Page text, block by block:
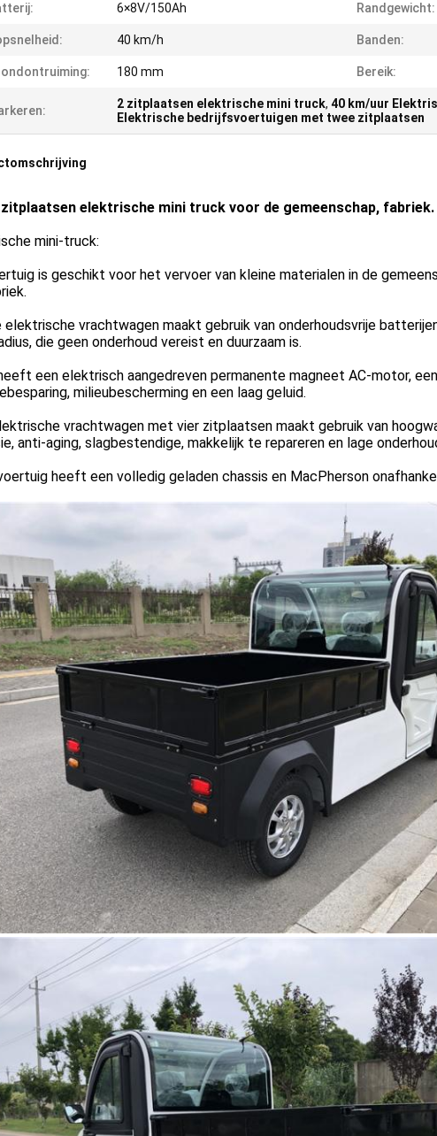
6×8V/150Ah Randgewicht:
40 km/h Banden:
180 mm Bereik:
2 zitplaatsen elektrische mini truck, 40 km/uur
Elektrische bedrijfsvoertuigen met twee zitplaatsen
elektrische mini truck voor de gemeenschap, fabriek.
mini-truck:
is geschikt voor het vervoer van kleine materialen in de
elektrische vrachtwagen maakt gebruik van onderhoudsvrije
die geen onderhoud vereist en duurzaam is.
een elektrisch aangedreven permanente magneet AC-motor,
milieubescherming en een laag geluid.
vrachtwagen met vier zitplaatsen maakt gebruik van
anti-aging, slagbestendige, makkelijk te repareren en lage
heeft een volledig geladen chassis en MacPherson